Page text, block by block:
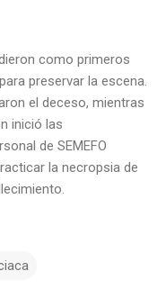
como primeros
preservar la escena.
el deceso, mientras
inició las
de SEMEFO
la necropsia de